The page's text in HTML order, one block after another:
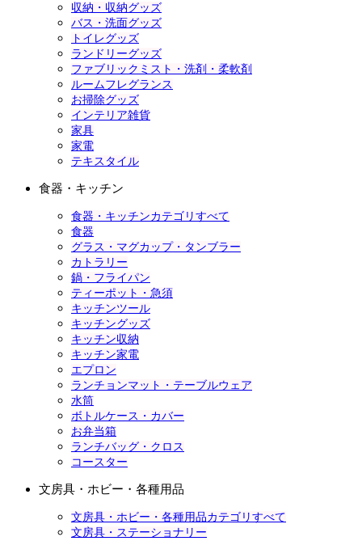
収納・収納グッズ
バス・洗面グッズ
トイレグッズ
ランドリーグッズ
ファブリックミスト・洗剤・柔軟剤
ルームフレグランス
お掃除グッズ
インテリア雑貨
家具
家電
テキスタイル
食器・キッチン
食器・キッチンカテゴリすべて
食器
グラス・マグカップ・タンブラー
カトラリー
鍋・フライパン
ティーポット・急須
キッチンツール
キッチングッズ
キッチン収納
キッチン家電
エプロン
ランチョンマット・テーブルウェア
水筒
ボトルケース・カバー
お弁当箱
ランチバッグ・クロス
コースター
文房具・ホビー・各種用品
文房具・ホビー・各種用品カテゴリすべて
文房具・ステーショナリー